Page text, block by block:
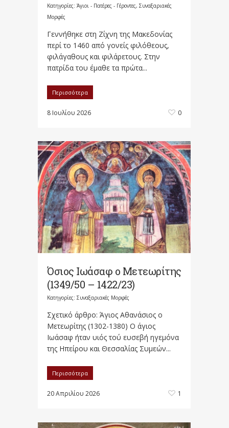
Κατηγορίες: Άγιοι - Πατέρες - Γέροντες, Συναξαριακές
Μορφές
Γεννήθηκε στη Ζίχνη της Μακεδονίας
περί το 1460 από γονείς φιλόθεους,
φιλάγαθους και φιλάρετους. Στην
πατρίδα του έμαθε τα πρώτα...
Περισσότερα
8 Ιουλίου 2026 0
Όσιος Ιωάσαφ ο Μετεωρίτης
(1349/50 – 1422/23)
Κατηγορίες: Συναξαριακές Μορφές
Σχετικό άρθρο: Άγιος Αθανάσιος ο
Μετεωρίτης (1302-1380) Ο άγιος
Ιωάσαφ ήταν υιός τού ευσεβή ηγεμόνα
της Ηπείρου και Θεσσαλίας Συμεών...
Περισσότερα
20 Απριλίου 2026 1